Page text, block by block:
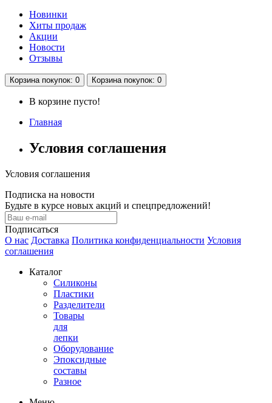
Новинки
Хиты продаж
Акции
Новости
Отзывы
Корзинапокупок: 0 Корзинапокупок: 0
В корзине пусто!
Главная
Условия соглашения
Условия соглашения
Подписка на новости
Будьте в курсе новых акций и спецпредложений!
Подписаться
О нас Доставка Политика конфиденциальности Условия
соглашения
Каталог
Силиконы
Пластики
Разделители
Товары
для
лепки
Оборудование
Эпоксидные
составы
Разное